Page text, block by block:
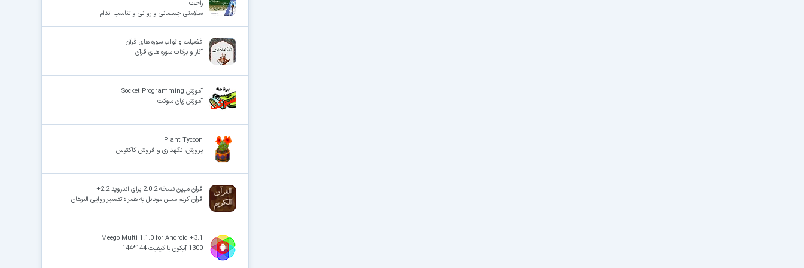
راحت
سلامتی جسمانی و روانی و تناسب اندام
فضیلت و ثواب سوره ­های قرآن
آثار و برکات سوره ­های قرآن
آموزش Socket Programming
آموزش زبان سوکت
Plant Tycoon
پرورش، نگهداری و فروش کاکتوس
قرآن مبین نسخه 2.0.2 برای اندروید 2.2+
قرآن کریم مبین موبایل به همراه تفسیر روایی البرهان
Meego Multi 1.1.0 for Android +3.1
1300 آیکون با کیفیت 144*144